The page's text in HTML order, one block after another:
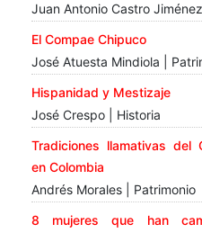
Juan Antonio Castro
El Compae Chipuco
José Atuesta Mindiola |
Hispanidad y Mestizaje
José Crespo | Historia
Tradiciones llamativas del
en Colombia
Andrés Morales | Patrimonio
8 mujeres que han